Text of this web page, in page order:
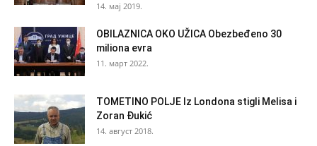
14. мај 2019.
OBILAZNICA OKO UŽICA Obezbeđeno 30
miliona evra
11. март 2022.
TOMETINO POLJE Iz Londona stigli Melisa i
Zoran Đukić
14. август 2018.